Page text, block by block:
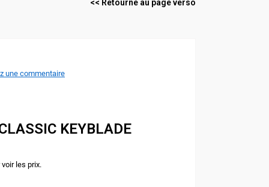
<< Retourne au page verso
une commentaire
KEYBLADE
les prix.